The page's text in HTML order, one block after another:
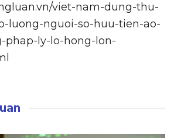
viet-nam-dung-thu-
luong-nguoi-so-huu-tien-ao-
phap-ly-lo-hong-lon-